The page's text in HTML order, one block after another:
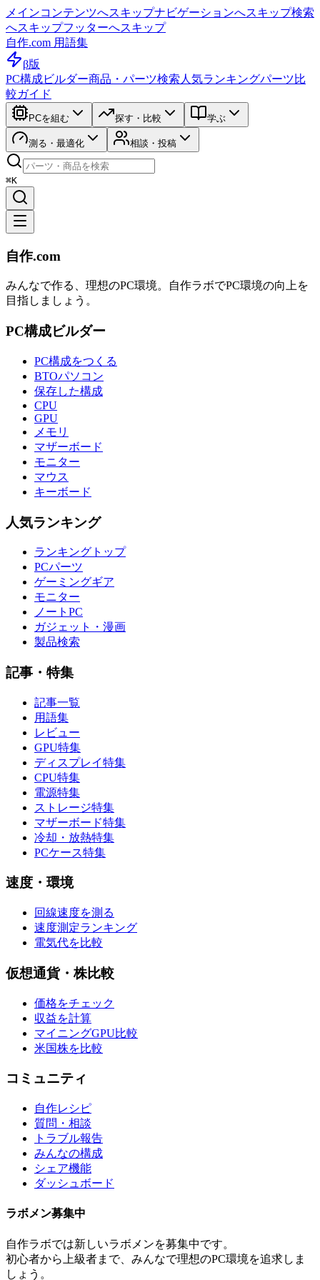
メインコンテンツへスキップナビゲーションへスキップ検索
へスキップフッターへスキップ
自作.com 用語集
β版
PC構成ビルダー商品・パーツ検索 人気ランキングパーツ比
較ガイド
PCを組む 探す・比較 学ぶ
測る・最適化 相談・投稿
⌘K
自作.com
みんなで作る、理想のPC環境。 自作ラボでPC環境の向上を
目指しましょう。
PC構成ビルダー
PC構成をつくる
BTOパソコン
保存した構成
CPU
GPU
メモリ
マザーボード
モニター
マウス
キーボード
人気ランキング
ランキングトップ
PCパーツ
ゲーミングギア
モニター
ノートPC
ガジェット・漫画
製品検索
記事・特集
記事一覧
用語集
レビュー
GPU特集
ディスプレイ特集
CPU特集
電源特集
ストレージ特集
マザーボード特集
冷却・放熱特集
PCケース特集
速度・環境
回線速度を測る
速度測定ランキング
電気代を比較
仮想通貨・株比較
価格をチェック
収益を計算
マイニングGPU比較
米国株を比較
コミュニティ
自作レシピ
質問・相談
トラブル報告
みんなの構成
シェア機能
ダッシュボード
ラボメン募集中
自作ラボでは新しいラボメンを募集中です。
初心者から上級者まで、みんなで理想のPC環境を追求しま
しょう。